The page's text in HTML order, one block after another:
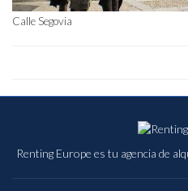
Calle Segovia
Europe
Renting Europe es tu agencia de